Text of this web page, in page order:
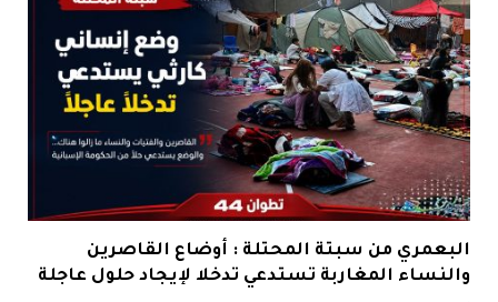
البعمري من سبتة المحتلة : أوضاع القاصرين
والنساء المغاربة تستدعي تدخلا لإيجاد حلول عاجلة